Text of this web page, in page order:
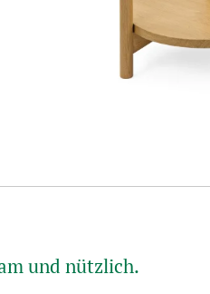
und nützlich.